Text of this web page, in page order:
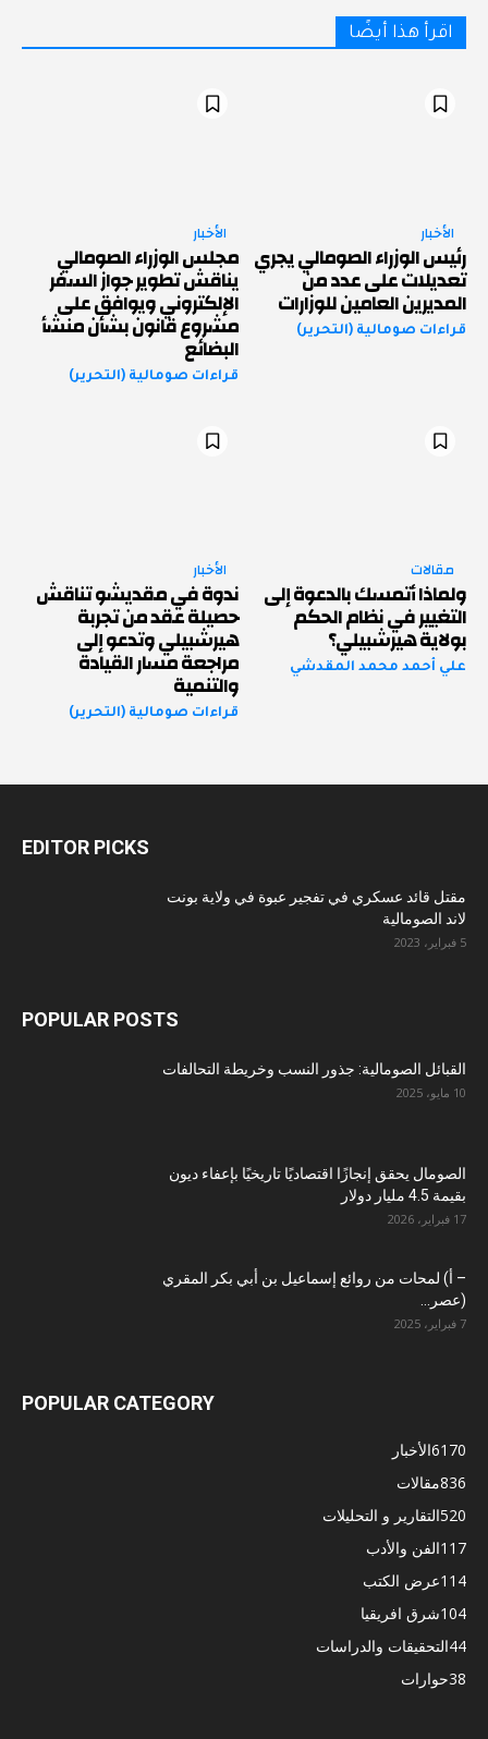
اقرأ هذا أيضًا
الأخبار
رئيس الوزراء الصومالي يجري
تعديلات على عدد من
المديرين العامين للوزارات
قراءات صومالية (التحرير)
الأخبار
مجلس الوزراء الصومالي
يناقش تطوير جواز السفر
الإلكتروني ويوافق على
مشروع قانون بشأن منشأ
البضائع
قراءات صومالية (التحرير)
مقالات
ولماذا أتمسك بالدعوة إلى
التغيير في نظام الحكم
بولاية هيرشبيلي؟
علي أحمد محمد المقدشي
الأخبار
ندوة في مقديشو تناقش
حصيلة عقد من تجربة
هيرشبيلي وتدعو إلى
مراجعة مسار القيادة
والتنمية
قراءات صومالية (التحرير)
EDITOR PICKS
مقتل قائد عسكري في تفجير عبوة في ولاية بونت
لاند الصومالية
5 فبراير، 2023
POPULAR POSTS
القبائل الصومالية: جذور النسب وخريطة التحالفات
10 مايو، 2025
الصومال يحقق إنجازًا اقتصاديًا تاريخيًا بإعفاء ديون
بقيمة 4.5 مليار دولار
17 فبراير، 2026
– أ) لمحات من روائع إسماعيل بن أبي بكر المقري
(عصر...
7 فبراير، 2025
POPULAR CATEGORY
الأخبار6170
مقالات836
التقارير و التحليلات520
الفن والأدب117
عرض الكتب114
شرق افريقيا104
التحقيقات والدراسات44
حوارات38